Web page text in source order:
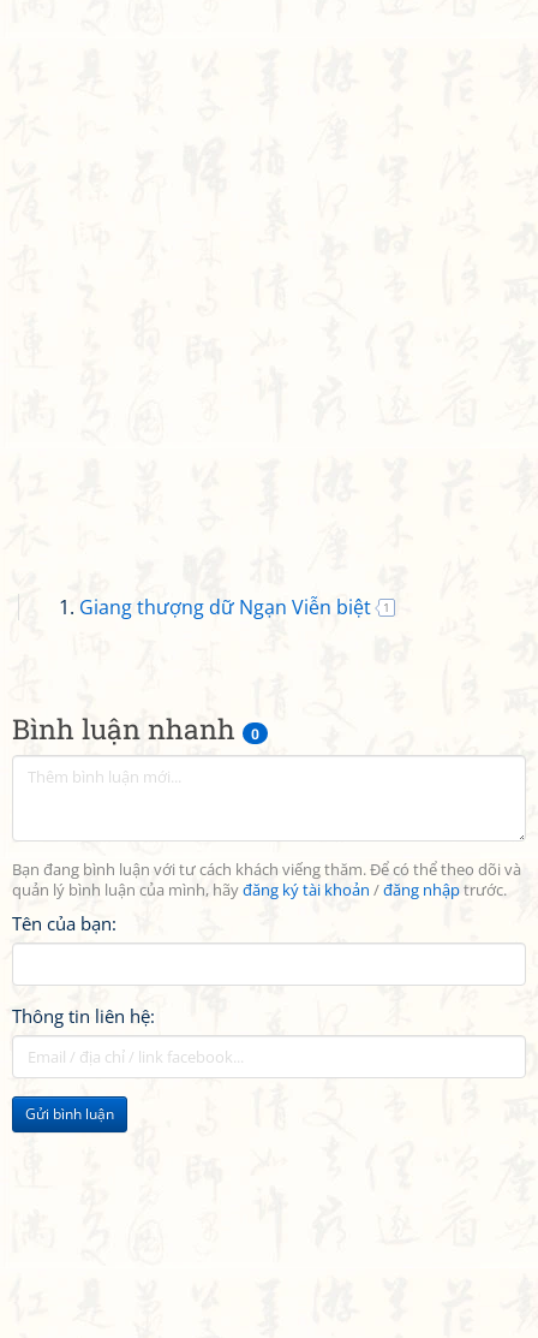
Bình luận nhanh 0
Bạn đang bình luận với tư cách khách viếng thăm. Để có thể theo dõi và
quản lý bình luận của mình, hãyđăng ký tài khoản /đăng nhậptrước.
Tên của bạn:
Thông tin liên hệ:
Gửi bình luận
Giang thượng dữ Ngạn Viễn biệt 1